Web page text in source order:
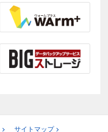
サイトマップ